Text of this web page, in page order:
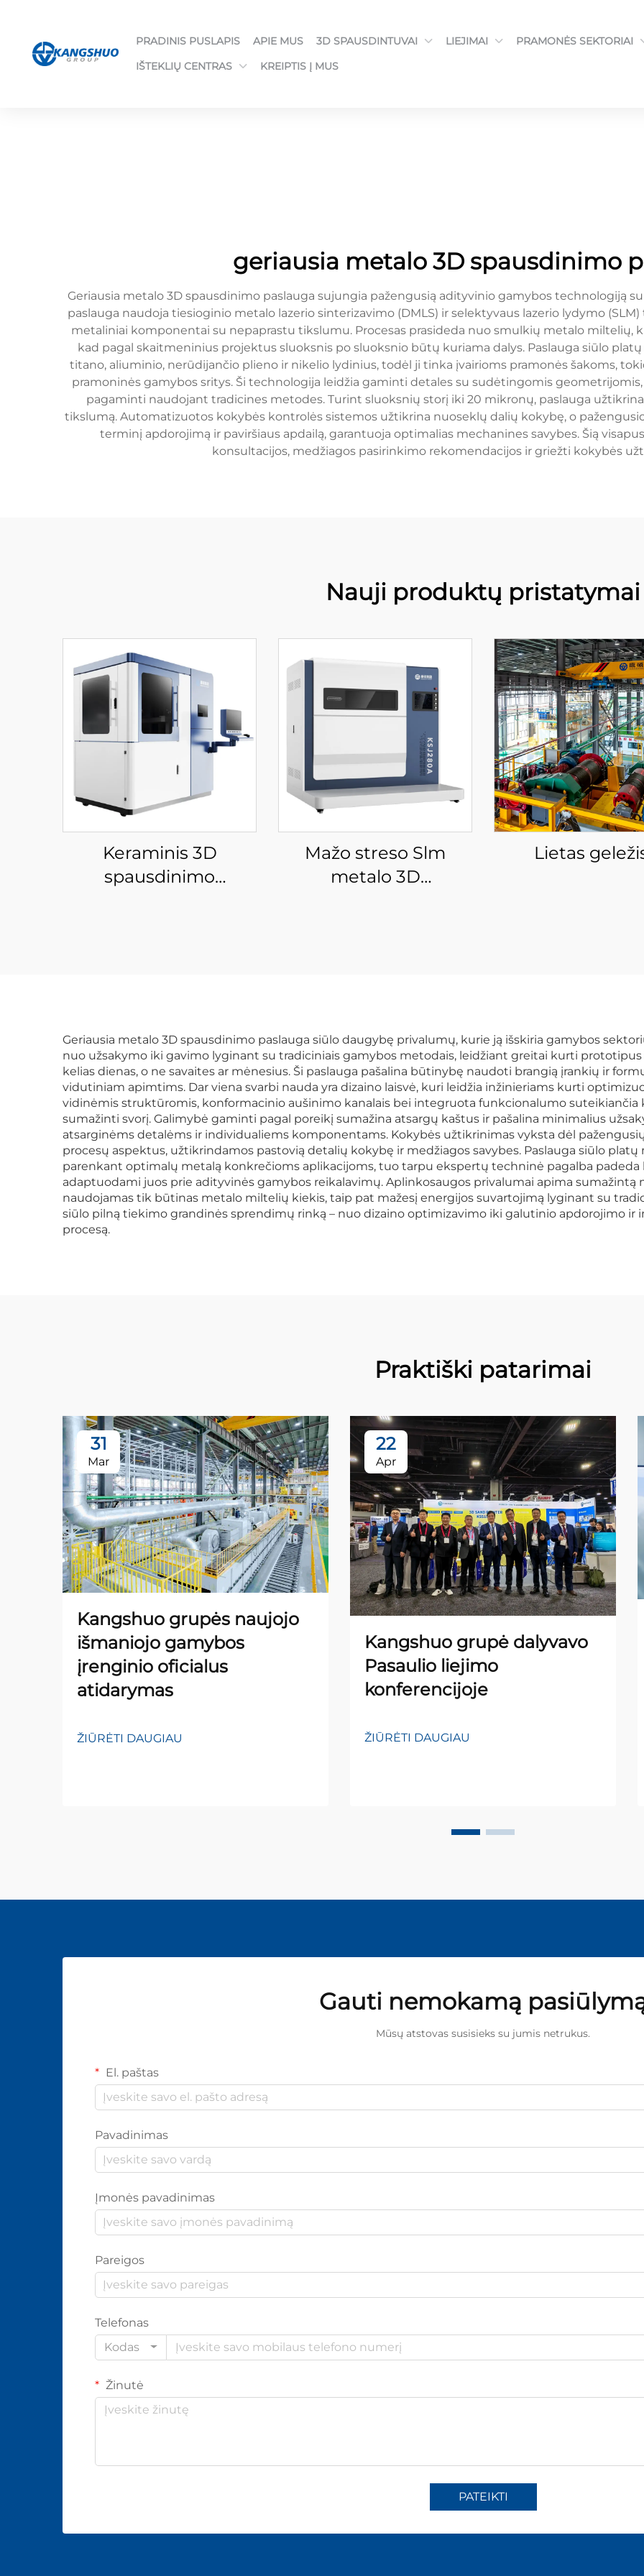
PRADINIS PUSLAPIS APIE MUS 3D SPAUSDINTUVAI LIEJIMAI
PRAMONĖS SEKTORIAI
IŠTEKLIŲ CENTRAS
KREIPTIS Į MUS
geriausia metalo 3D spausdinimo
Geriausia metalo 3D spausdinimo paslauga sujungia pažengusią adityvinio gamybos technologiją
paslauga naudoja tiesioginio metalo lazerio sinterizavimo (DMLS) ir selektyvaus lazerio lydymo
metaliniai komponentai su nepaprastu tikslumu. Procesas prasideda nuo smulkių metalo miltelių,
kad pagal skaitmeninius projektus sluoksnis po sluoksnio būtų kuriama dalys. Paslauga siūlo
titano, aliuminio, nerūdijančio plieno ir nikelio lydinius, todėl ji tinka įvairioms pramonės šakoms,
pramoninės gamybos sritys. Ši technologija leidžia gaminti detales su sudėtingomis
pagaminti naudojant tradicines metodes. Turint sluoksnių storį iki 20 mikronų, paslauga
tikslumą. Automatizuotos kokybės kontrolės sistemos užtikrina nuoseklų dalių kokybę, o
terminį apdorojimą ir paviršiaus apdailą, garantuoja optimalias mechanines savybes. Šią
konsultacijos, medžiagos pasirinkimo rekomendacijos ir griežti kokybės
Nauji produktų pristatymai
Keraminis 3D
spausdinimo
Mažo streso Slm
metalo 3D
Lietas
Geriausia metalo 3D spausdinimo paslauga siūlo daugybę privalumų, kurie ją išskiria gamybos
nuo užsakymo iki gavimo lyginant su tradiciniais gamybos metodais, leidžiant greitai kurti
kelias dienas, o ne savaites ar mėnesius. Ši paslauga pašalina būtinybę naudoti brangią įrankių ir
vidutiniam apimtims. Dar viena svarbi nauda yra dizaino laisvė, kuri leidžia inžinieriams kurti
vidinėmis struktūromis, konformacinio aušinimo kanalais bei integruota funkcionalumo
sumažinti svorį. Galimybė gaminti pagal poreikį sumažina atsargų kaštus ir pašalina minimalius
atsarginėms detalėms ir individualiems komponentams. Kokybės užtikrinimas vyksta dėl
procesų aspektus, užtikrindamos pastovią detalių kokybę ir medžiagos savybes. Paslauga siūlo
parenkant optimalų metalą konkrečioms aplikacijoms, tuo tarpu ekspertų techninė pagalba
adaptuodami juos prie adityvinės gamybos reikalavimų. Aplinkosaugos privalumai apima sumažintą
naudojamas tik būtinas metalo miltelių kiekis, taip pat mažesį energijos suvartojimą lyginant su
siūlo pilną tiekimo grandinės sprendimų rinką – nuo dizaino optimizavimo iki galutinio apdorojimo ir
procesą.
Praktiški patarimai
31
Mar
Kangshuo grupės naujojo
išmaniojo gamybos
įrenginio oficialus
atidarymas
ŽIŪRĖTI DAUGIAU
22
Apr
Kangshuo grupė dalyvavo
Pasaulio liejimo
konferencijoje
ŽIŪRĖTI DAUGIAU
Gauti nemokamą
Mūsų atstovas susisieks su jumis netrukus.
El. paštas
Pavadinimas
Įmonės pavadinimas
Pareigos
Telefonas
Kodas
Žinutė
PATEIKTI